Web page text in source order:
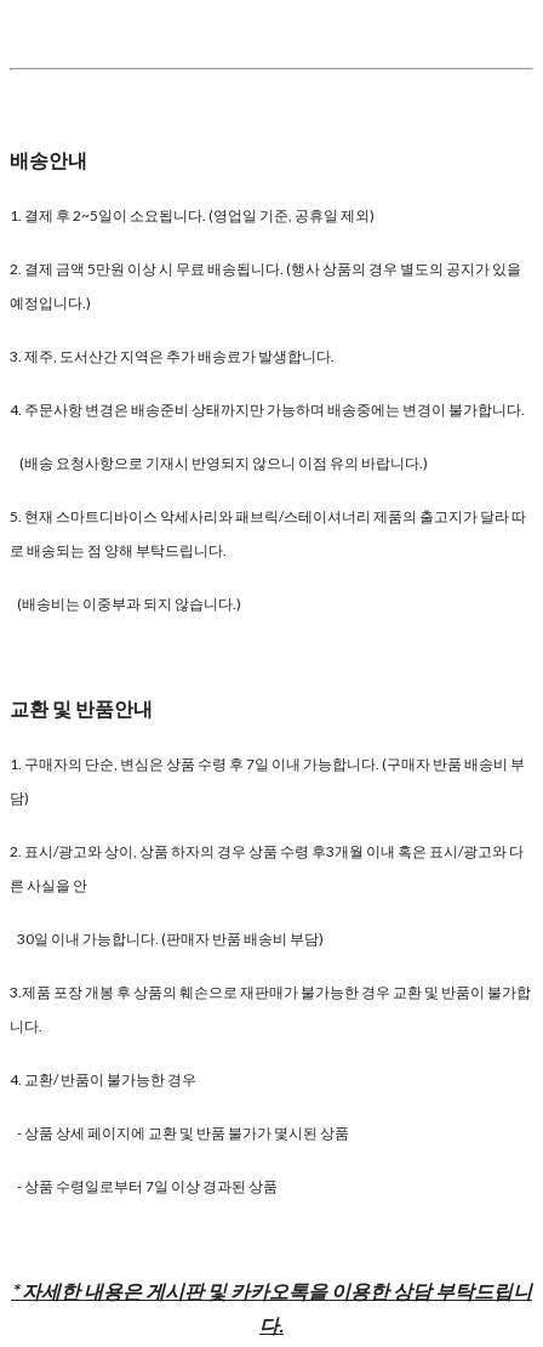
배송안내
1. 결제 후 2~5일이 소요됩니다. (영업일 기준, 공휴일 제외)
2. 결제 금액 5만원 이상 시 무료 배송됩니다. (행사 상품의 경우 별도의 공지가 있을
예정입니다.)
3. 제주, 도서산간 지역은 추가 배송료가 발생합니다.
4. 주문사항 변경은 배송준비 상태까지만 가능하며 배송중에는 변경이 불가합니다.
(배송 요청사항으로 기재시 반영되지 않으니 이점 유의 바랍니다.)
5. 현재 스마트디바이스 악세사리와 패브릭/스테이셔너리 제품의 출고지가 달라 따
로 배송되는 점 양해 부탁드립니다.
(배송비는 이중부과 되지 않습니다.)
교환 및 반품안내
1. 구매자의 단순, 변심은 상품 수령 후 7일 이내 가능합니다. (구매자 반품 배송비 부
담)
2. 표시/광고와 상이, 상품 하자의 경우 상품 수령 후3개월 이내 혹은 표시/광고와 다
른 사실을 안
30일 이내 가능합니다. (판매자 반품 배송비 부담)
3.제품 포장 개봉 후 상품의 훼손으로 재판매가 불가능한 경우 교환 및 반품이 불가합
니다.
4. 교환/ 반품이 불가능한 경우
- 상품 상세 페이지에 교환 및 반품 불가가 몇시된 상품
- 상품 수령일로부터 7일 이상 경과된 상품
* 자세한 내용은 게시판 및 카카오톡을 이용한 상담 부탁드립니
다.